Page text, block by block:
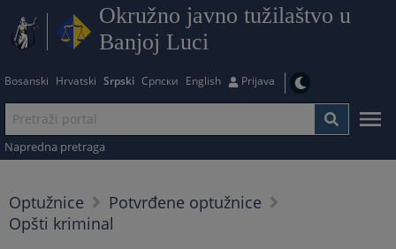
Okružno javno tužilaštvo u
Banjoj Luci
Bosanski Hrvatski Srpski Српски English Prijava
Napredna pretraga
Optužnice
Potvrđene optužnice
Opšti kriminal